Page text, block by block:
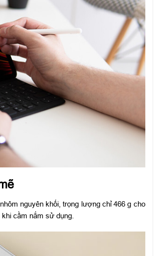
nguyên khối, trọng lượng chỉ 466 g cho
cầm nắm sử dụng.